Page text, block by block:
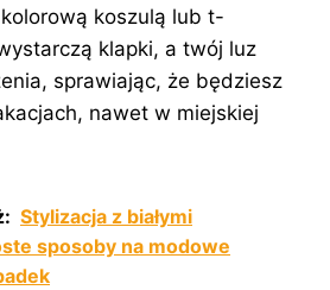
koszulą lub t-
klapki, a twój luz
sprawiając, że będziesz
nawet w miejskiej
Stylizacja z białymi
sposoby na modowe